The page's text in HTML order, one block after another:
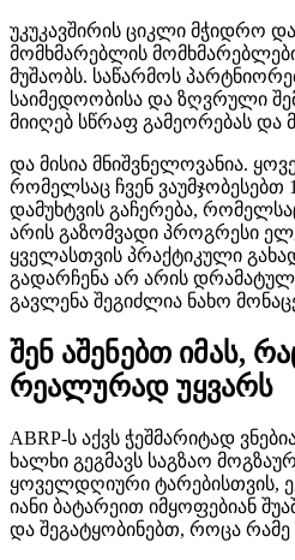
უკუკავშირის ციკლი მჭიდრო
მომხმარებლის
მუშაობს. საწარმოს
საიმედოობისა და ზღვრული
მიიღებ სწრაფ გამეორებას და
და მისია მნიშვნელოვანია.
რომელსაც ჩვენ ვაუმჯობესებთ
დამუხტვის გაჩერება,
არის გაზომვადი პროგრესი
ყველასთვის პრაქტიკული
გადარჩენა არ არის
გავლენა შეგიძლია ნახო
შენ აშენებთ იმას,
რეალურად უყვარს
ABRP-ს აქვს ჭეშმარიტად
ხალხი გეგმავს საგზაო
ყოველდღიური ტარებისთვის,
იანი ბატარეით იმყოფებიან
და შეგატყობინებთ, როცა რამე